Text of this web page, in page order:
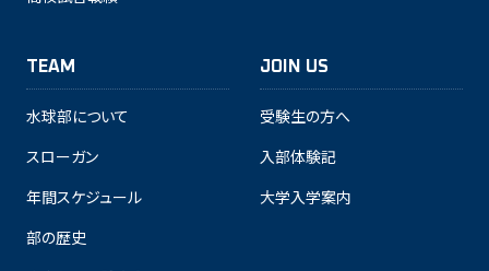
TEAM
水球部について
スローガン
年間スケジュール
部の歴史
JOIN US
受験生の方へ
入部体験記
大学入学案内